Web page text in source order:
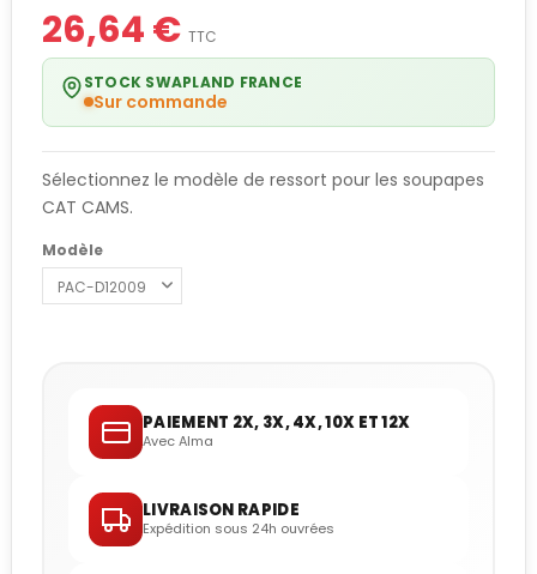
26,64 € TTC
STOCK SWAPLAND FRANCE
Sur commande
Sélectionnez le modèle de ressort pour les soupapes
CAT CAMS.
Modèle
PAIEMENT 2X, 3X, 4X, 10X ET 12X
Avec Alma
LIVRAISON RAPIDE
Expédition sous 24h ouvrées